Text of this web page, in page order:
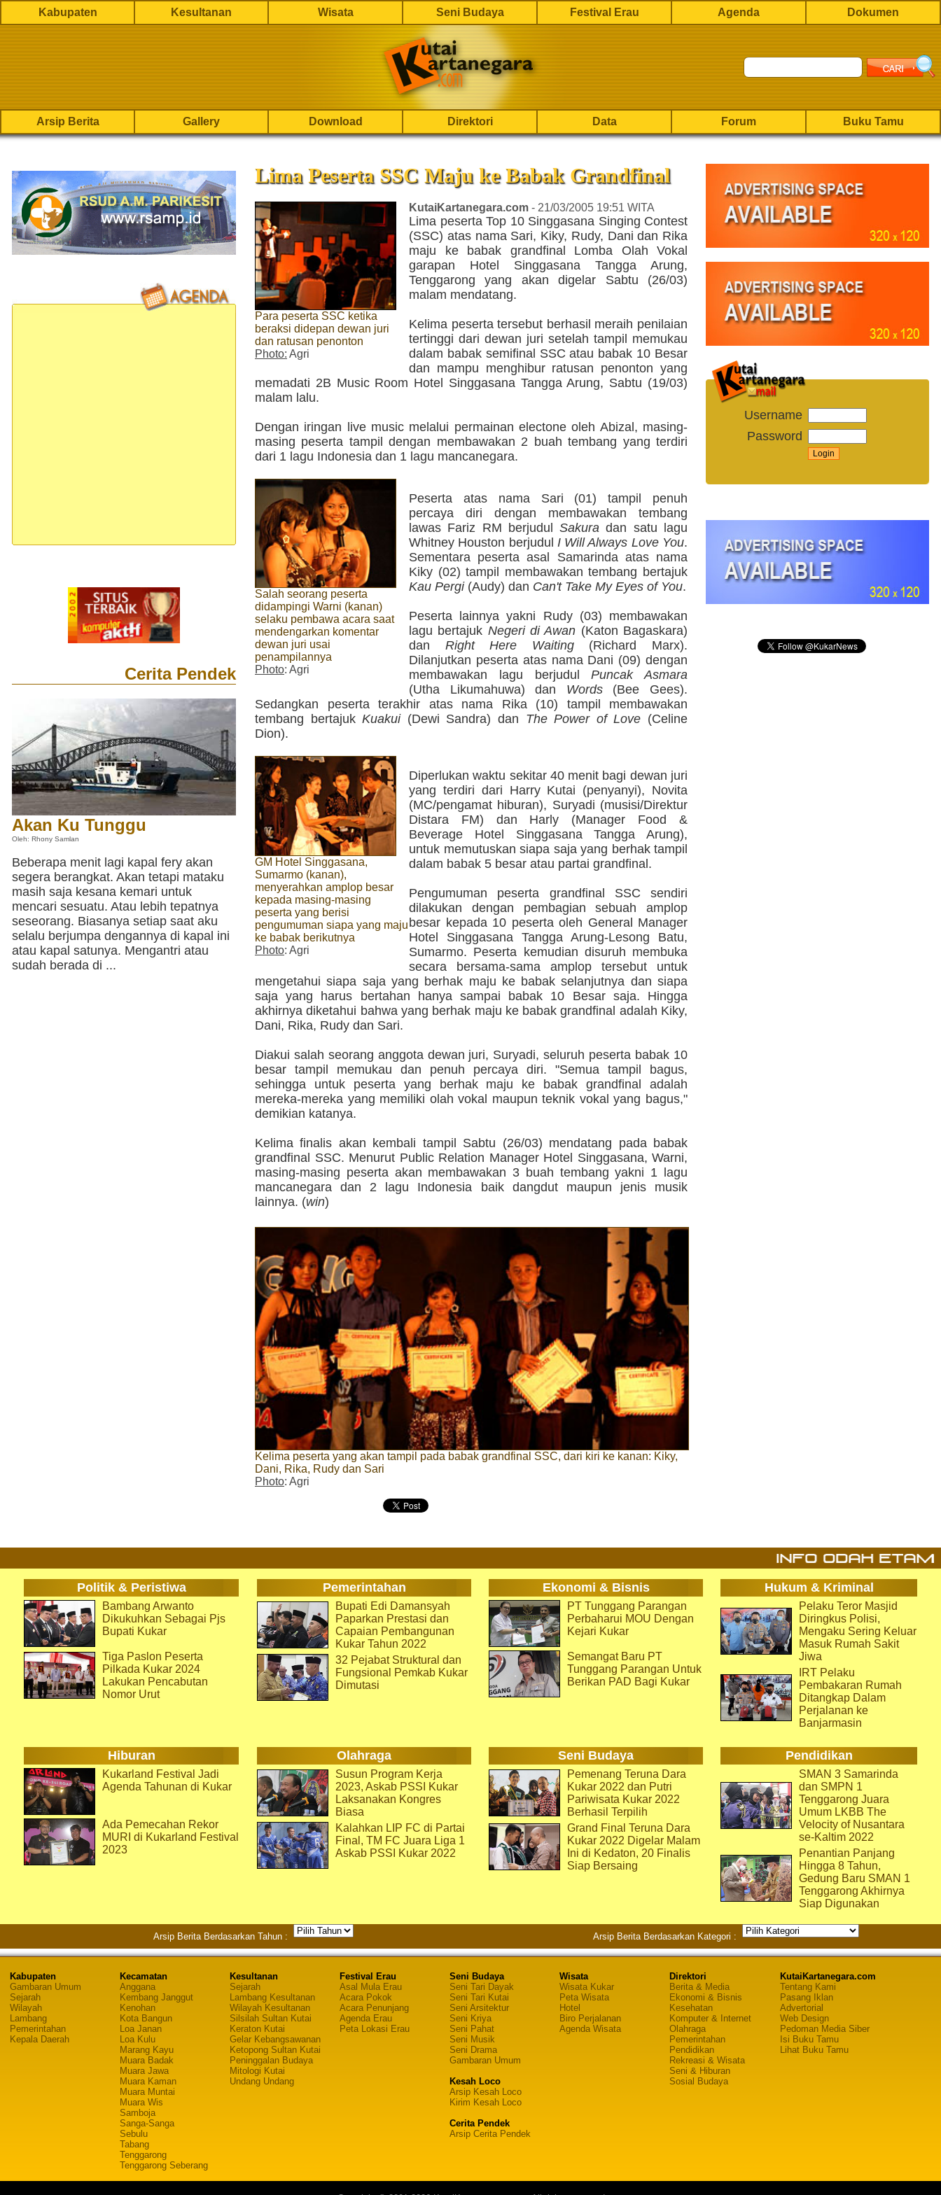
Kabupaten Kesultanan Wisata Seni Budaya Festival Erau Agenda Dokumen
Arsip Berita Gallery Download Direktori Data Forum Buku Tamu
Cerita Pendek
Akan Ku Tunggu
Oleh: Rhony Samlan
Beberapa menit lagi kapal fery akan
segera berangkat. Akan tetapi mataku
masih saja kesana kemari untuk
mencari sesuatu. Atau lebih tepatnya
seseorang. Biasanya setiap saat aku
selalu berjumpa dengannya di kapal ini
atau kapal satunya. Mengantri atau
sudah berada di ...
Lima Peserta SSC Maju ke Babak Grandfinal
Para peserta SSC ketika
beraksi didepan dewan juri
dan ratusan penonton
Photo: Agri
KutaiKartanegara.com - 21/03/2005 19:51 WITA
Lima peserta Top 10 Singgasana Singing Contest
(SSC) atas nama Sari, Kiky, Rudy, Dani dan Rika
maju ke babak grandfinal Lomba Olah Vokal
garapan Hotel Singgasana Tangga Arung,
Tenggarong yang akan digelar Sabtu (26/03)
malam mendatang.
Kelima peserta tersebut berhasil meraih penilaian
tertinggi dari dewan juri setelah tampil memukau
dalam babak semifinal SSC atau babak 10 Besar
dan mampu menghibur ratusan penonton yang
memadati 2B Music Room Hotel Singgasana Tangga Arung, Sabtu (19/03)
malam lalu.
Dengan iringan live music melalui permainan electone oleh Abizal, masing-
masing peserta tampil dengan membawakan 2 buah tembang yang terdiri
dari 1 lagu Indonesia dan 1 lagu mancanegara.
Salah seorang peserta
didampingi Warni (kanan)
selaku pembawa acara saat
mendengarkan komentar
dewan juri usai
penampilannya
Photo: Agri
Peserta atas nama Sari (01) tampil penuh
percaya diri dengan membawakan tembang
lawas Fariz RM berjudulSakura dan satu lagu
Whitney Houston berjudul I Will Always Love You.
Sementara peserta asal Samarinda atas nama
Kiky (02) tampil membawakan tembang bertajuk
Kau Pergi(Audy) dan Can't Take My Eyes of You.
Peserta lainnya yakni Rudy (03) membawakan
lagu bertajuk Negeri di Awan (Katon Bagaskara)
dan Right Here Waiting(Richard Marx).
Dilanjutkan peserta atas nama Dani (09) dengan
membawakan lagu berjudulPuncak Asmara
(Utha Likumahuwa) dan Words(Bee Gees).
Sedangkan peserta terakhir atas nama Rika (10) tampil membawakan
tembang bertajukKuakui(Dewi Sandra) dan The Power of Love (Celine
Dion).
GM Hotel Singgasana,
Sumarmo (kanan),
menyerahkan amplop besar
kepada masing-masing
peserta yang berisi
pengumuman siapa yang maju
ke babak berikutnya
Photo: Agri
Diperlukan waktu sekitar 40 menit bagi dewan juri
yang terdiri dari Harry Kutai (penyanyi), Novita
(MC/pengamat hiburan), Suryadi (musisi/Direktur
Distara FM) dan Harly (Manager Food &
Beverage Hotel Singgasana Tangga Arung),
untuk memutuskan siapa saja yang berhak tampil
dalam babak 5 besar atau partai grandfinal.
Pengumuman peserta grandfinal SSC sendiri
dilakukan dengan pembagian sebuah amplop
besar kepada 10 peserta oleh General Manager
Hotel Singgasana Tangga Arung-Lesong Batu,
Sumarmo. Peserta kemudian disuruh membuka
secara bersama-sama amplop tersebut untuk
mengetahui siapa saja yang berhak maju ke babak selanjutnya dan siapa
saja yang harus bertahan hanya sampai babak 10 Besar saja. Hingga
akhirnya diketahui bahwa yang berhak maju ke babak grandfinal adalah Kiky,
Dani, Rika, Rudy dan Sari.
Diakui salah seorang anggota dewan juri, Suryadi, seluruh peserta babak 10
besar tampil memukau dan penuh percaya diri. "Semua tampil bagus,
sehingga untuk peserta yang berhak maju ke babak grandfinal adalah
mereka-mereka yang memiliki olah vokal maupun teknik vokal yang bagus,"
demikian katanya.
Kelima finalis akan kembali tampil Sabtu (26/03) mendatang pada babak
grandfinal SSC. Menurut Public Relation Manager Hotel Singgasana, Warni,
masing-masing peserta akan membawakan 3 buah tembang yakni 1 lagu
mancanegara dan 2 lagu Indonesia baik dangdut maupun jenis musik
lainnya. (win)
Kelima peserta yang akan tampil pada babak grandfinal SSC, dari kiri ke kanan: Kiky,
Dani, Rika, Rudy dan Sari
Photo: Agri
Username
Password
Politik & Peristiwa Pemerintahan Ekonomi & Bisnis Hukum & Kriminal
Bambang Arwanto
Dikukuhkan Sebagai Pjs
Bupati Kukar
Tiga Paslon Peserta
Pilkada Kukar 2024
Lakukan Pencabutan
Nomor Urut
Bupati Edi Damansyah
Paparkan Prestasi dan
Capaian Pembangunan
Kukar Tahun 2022
32 Pejabat Struktural dan
Fungsional Pemkab Kukar
Dimutasi
PT Tunggang Parangan
Perbaharui MOU Dengan
Kejari Kukar
Semangat Baru PT
Tunggang Parangan Untuk
Berikan PAD Bagi Kukar
Pelaku Teror Masjid
Diringkus Polisi,
Mengaku Sering Keluar
Masuk Rumah Sakit
Jiwa
IRT Pelaku
Pembakaran Rumah
Ditangkap Dalam
Perjalanan ke
Banjarmasin
Hiburan Olahraga Seni Budaya Pendidikan
Kukarland Festival Jadi
Agenda Tahunan di Kukar
Ada Pemecahan Rekor
MURI di Kukarland Festival
2023
Susun Program Kerja
2023, Askab PSSI Kukar
Laksanakan Kongres
Biasa
Kalahkan LIP FC di Partai
Final, TM FC Juara Liga 1
Askab PSSI Kukar 2022
Pemenang Teruna Dara
Kukar 2022 dan Putri
Pariwisata Kukar 2022
Berhasil Terpilih
Grand Final Teruna Dara
Kukar 2022 Digelar Malam
Ini di Kedaton, 20 Finalis
Siap Bersaing
SMAN 3 Samarinda
dan SMPN 1
Tenggarong Juara
Umum LKBB The
Velocity of Nusantara
se-Kaltim 2022
Penantian Panjang
Hingga 8 Tahun,
Gedung Baru SMAN 1
Tenggarong Akhirnya
Siap Digunakan
Arsip Berita Berdasarkan Tahun : Arsip Berita Berdasarkan Kategori :
Kabupaten
Gambaran Umum
Sejarah
Wilayah
Lambang
Pemerintahan
Kepala Daerah
Kecamatan
Anggana
Kembang Janggut
Kenohan
Kota Bangun
Loa Janan
Loa Kulu
Marang Kayu
Muara Badak
Muara Jawa
Muara Kaman
Muara Muntai
Muara Wis
Samboja
Sanga-Sanga
Sebulu
Tabang
Tenggarong
Tenggarong Seberang
Kesultanan
Sejarah
Lambang Kesultanan
Wilayah Kesultanan
Silsilah Sultan Kutai
Keraton Kutai
Gelar Kebangsawanan
Ketopong Sultan Kutai
Peninggalan Budaya
Mitologi Kutai
Undang Undang
Festival Erau
Asal Mula Erau
Acara Pokok
Acara Penunjang
Agenda Erau
Peta Lokasi Erau
Seni Budaya
Seni Tari Dayak
Seni Tari Kutai
Seni Arsitektur
Seni Kriya
Seni Pahat
Seni Musik
Seni Drama
Gambaran Umum
Kesah Loco
Arsip Kesah Loco
Kirim Kesah Loco
Cerita Pendek
Arsip Cerita Pendek
Wisata
Wisata Kukar
Peta Wisata
Hotel
Biro Perjalanan
Agenda Wisata
Direktori
Berita & Media
Ekonomi & Bisnis
Kesehatan
Komputer & Internet
Olahraga
Pemerintahan
Pendidikan
Rekreasi & Wisata
Seni & Hiburan
Sosial Budaya
KutaiKartanegara.com
Tentang Kami
Pasang Iklan
Advertorial
Web Design
Pedoman Media Siber
Isi Buku Tamu
Lihat Buku Tamu